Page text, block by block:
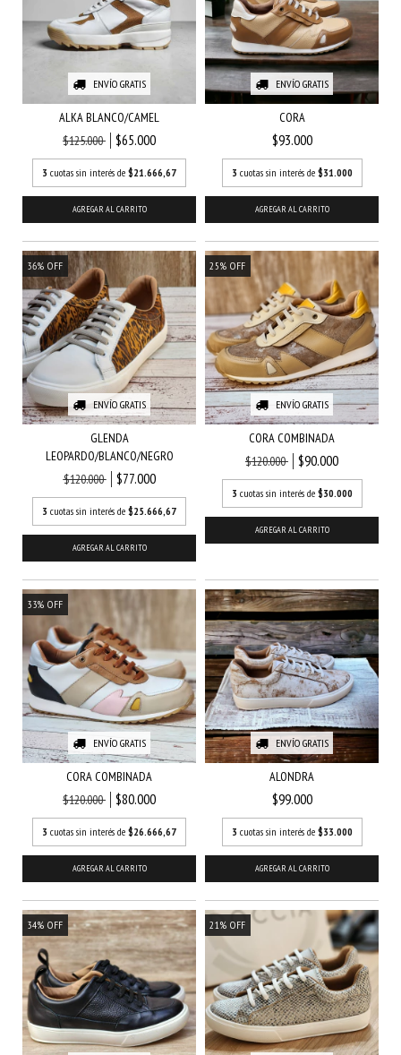
ENVÍO GRATIS
ALKA BLANCO/CAMEL
$125.000
$65.000
3 cuotas sin interés de $21.666,67
AGREGAR AL CARRITO
ENVÍO GRATIS
CORA
$93.000
3 cuotas sin interés de $31.000
AGREGAR AL CARRITO
36% OFF
ENVÍO GRATIS
GLENDA
LEOPARDO/BLANCO/NEGRO
$120.000
$77.000
3 cuotas sin interés de $25.666,67
AGREGAR AL CARRITO
25% OFF
ENVÍO GRATIS
CORA COMBINADA
$120.000
$90.000
3 cuotas sin interés de $30.000
AGREGAR AL CARRITO
33% OFF
ENVÍO GRATIS
CORA COMBINADA
$120.000
$80.000
3 cuotas sin interés de $26.666,67
AGREGAR AL CARRITO
ENVÍO GRATIS
ALONDRA
$99.000
3 cuotas sin interés de $33.000
AGREGAR AL CARRITO
34% OFF 21 % OFF